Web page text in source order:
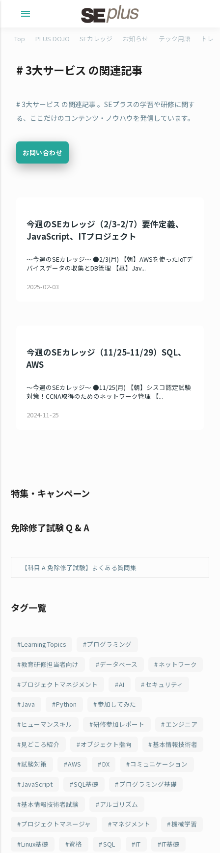
menu
Top PLUS DOJO SEカレッジ お知らせ テック用語 トレ
# 3大サービス の関連記事
# 3大サービス の関連記事 。SEプラスの学習や研修に関す
る、ここだけのコンテンツ・ノウハウを発信しています。
お問い合わせ
今週のSEカレッジ（2/3-2/7）要件定義、
JavaScript、ITプロジェクト
～今週のSEカレッジ～ ●2/3(月) 【朝】AWSを使ったIoTデ
バイスデータの収集とDB管理 【昼】Jav...
2025-02-03
今週のSEカレッジ（11/25-11/29）SQL、
AWS
～今週のSEカレッジ～ ●11/25(月) 【朝】シスコ認定試験
対策！CCNA取得のためのネットワーク管理 【...
2024-11-25
特集・キャンペーン
免除修了試験 Q & A
【科目 A 免除修了試験】よくある質問集
タグ一覧
Learning Topics プログラミング
教育研修担当者向け データベース ネットワーク
プロジェクトマネジメント AI セキュリティ
Java Python 参加してみた
ヒューマンスキル 研修参加レポート エンジニア
見どころ紹介 オブジェクト指向 基本情報技術者
試験対策 AWS DX コミュニケーション
JavaScript SQL基礎 プログラミング基礎
基本情報技術者試験 アルゴリズム
プロジェクトマネージャ マネジメント 機械学習
Linux基礎 資格 SQL IT IT基礎